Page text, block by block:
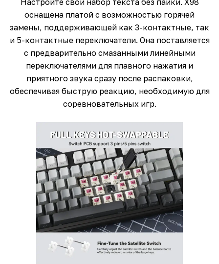
Настройте свой набор текста без пайки. X98
оснащена платой с возможностью горячей
замены, поддерживающей как 3-контактные, так
и 5-контактные переключатели. Она поставляется
с предварительно смазанными линейными
переключателями для плавного нажатия и
приятного звука сразу после распаковки,
обеспечивая быструю реакцию, необходимую для
соревновательных игр.